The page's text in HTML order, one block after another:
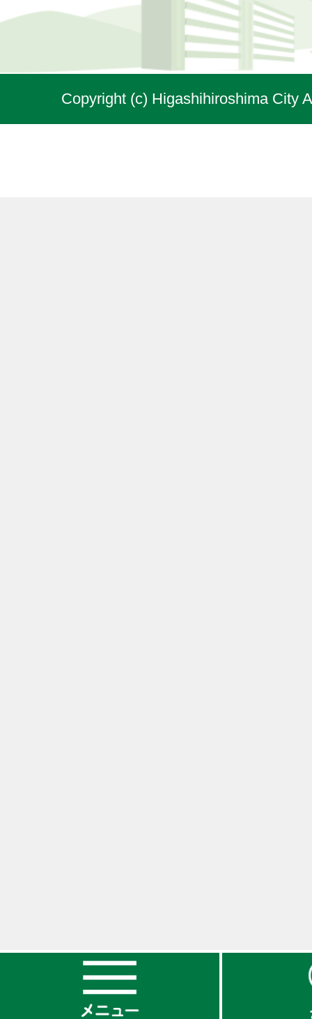
Copyright (c) Higashihiroshima City